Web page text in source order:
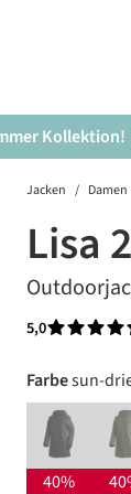
Kollektion!
Jacken / Damen
Lisa
5,0
Farbesun-
black
(Diese
40%